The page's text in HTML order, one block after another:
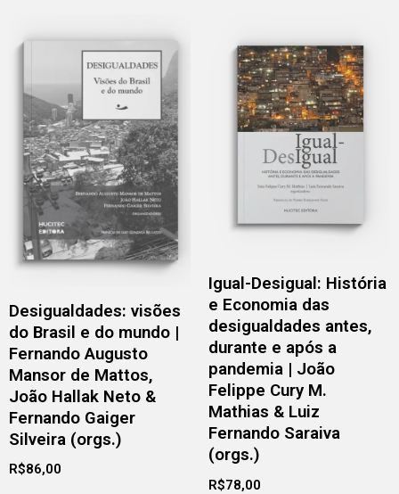
Desigualdades: visões
do Brasil e do mundo |
Fernando Augusto
Mansor de Mattos,
João Hallak Neto &
Fernando Gaiger
Silveira (orgs.)
R$86,00
Igual-Desigual: História
e Economia das
desigualdades antes,
durante e após a
pandemia | João
Felippe Cury M.
Mathias & Luiz
Fernando Saraiva
(orgs.)
R$78,00